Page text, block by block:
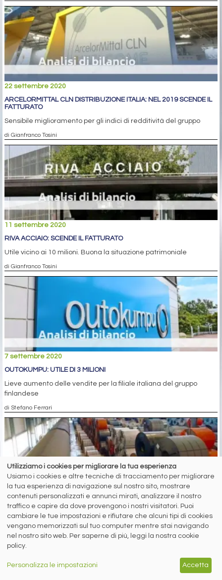
22 settembre 2020
ARCELORMITTAL CLN DISTRIBUZIONE ITALIA: NEL 2019 SCENDE IL
FATTURATO
Sensibile miglioramento per gli indici di redditività del gruppo
di Gianfranco Tosini
11 settembre 2020
RIVA ACCIAIO: SCENDE IL FATTURATO
Utile vicino ai 10 milioni. Buona la situazione patrimoniale
di Gianfranco Tosini
7 settembre 2020
OUTOKUMPU: UTILE DI 3 MILIONI
Lieve aumento delle vendite per la filiale italiana del gruppo
finlandese
di Stefano Ferrari
4 settembre 2020
GABRIELLI: 12 MILIONI DI UTILI NEL 2019
Migliorano gli indici di redditività, buona la situazione finanziaria e
patrimoniale
di Gianfranco Tosini
Altre News
Utilizziamo i cookies per migliorare la tua esperienza
Usiamo i cookies e altre tecniche di tracciamento per migliorare
la tua esperienza di navigazione sul nostro sito, mostrare
contenuti personalizzati e annunci mirati, analizzare il nostro
traffico e capire da dove provengono i nostri visitatori. Puoi
cambiare le tue impostazioni e rifiutare che alcuni tipi di cookies
vengano memorizzati sul tuo computer mentre stai navigando
nel nostro sito web. Per saperne di più, leggi la nostra cookie
policy.
Personalizza le impostazioni Accetta